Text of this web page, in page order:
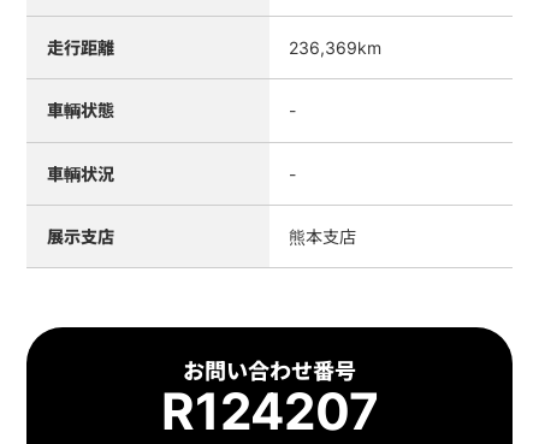
走行距離 236,369km
車輌状態 -
車輌状況 -
展示支店 熊本支店
お問い合わせ番号
R124207